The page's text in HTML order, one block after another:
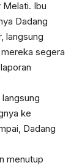
Melati. Ibu
Dadang
langsung
segera
ke
Dadang
menutup